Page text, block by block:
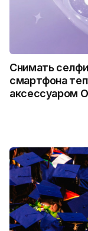
Снимать
смартфона
аксессуаром